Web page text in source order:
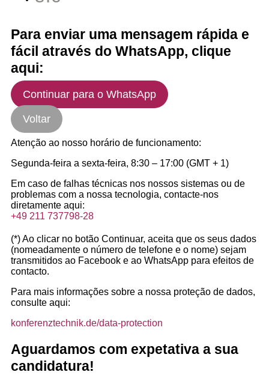
Para enviar uma mensagem rápida e
fácil através do WhatsApp, clique
aqui:
Continuar para o WhatsApp
Voltar
Atenção ao nosso horário de funcionamento:
Segunda-feira a sexta-feira, 8:30 – 17:00 (GMT + 1)
Em caso de falhas técnicas nos nossos sistemas ou de
problemas com a nossa tecnologia, contacte-nos
diretamente aqui:
+49 211 737798-28
(*) Ao clicar no botão Continuar, aceita que os seus dados
(nomeadamente o número de telefone e o nome) sejam
transmitidos ao Facebook e ao WhatsApp para efeitos de
contacto.
Para mais informações sobre a nossa proteção de dados,
consulte aqui:
konferenztechnik.de/data-protection
Aguardamos com expetativa a sua
candidatura!